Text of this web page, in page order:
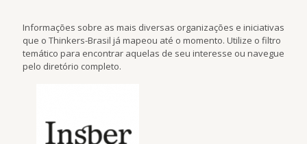
Informações sobre as mais diversas organizações e iniciativas
que o Thinkers-Brasil já mapeou até o momento. Utilize o filtro
temático para encontrar aquelas de seu interesse ou navegue
pelo diretório completo.